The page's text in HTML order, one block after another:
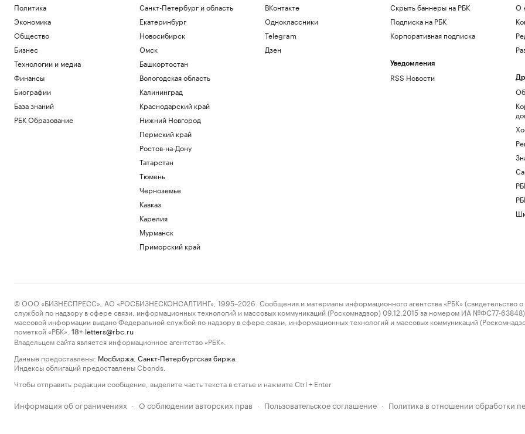
пораньше, чтобы «вести войну». Видео
Политика
Портфель состоятельного инвестора в
2026 году: ставка на ликвидность
Подписка на РБК
Политика
Экономика
Общество
Бизнес
Технологии и медиа
Финансы
Биографии
База знаний
РБК Образование
Санкт-Петербург и область
Екатеринбург
Новосибирск
Омск
Башкортостан
Вологодская область
Калининград
Краснодарский край
Нижний Новгород
Пермский край
Ростов-на-Дону
Татарстан
Тюмень
Черноземье
Кавказ
Карелия
Мурманск
Приморский край
ВКонтакте
Одноклассники
Telegram
Дзен
Скрыть баннеры на РБК
Подписка на РБК
Корпоративная подписка
Уведомления
RSS Новости
О
© ООО «БИЗНЕСПРЕСС», АО «РОСБИЗНЕСКОНСАЛТИНГ», 1995–2026. Сообщения и материалы информационного агентства «РБК» (свидетельство о
службой по надзору в сфере связи, информационных технологий и массовых коммуникаций (Роскомнадзор) 09.12.2015 за номером ИА №ФС77-63848)
массовой информации выдано Федеральной службой по надзору в сфере связи, информационных технологий и массовых коммуникаций
пометкой «РБК».
18+ letters@rbc.ru
Владельцем сайта является информационное агентство «РБК».
Данные предоставлены: Мосбиржа Санкт-Петербургская биржа
Индексы облигаций предоставлены Cbonds.
Чтобы отправить редакции сообщение, выделите часть текста в статье и нажмите Ctrl + Enter
Информация об ограничениях · О соблюдении авторских прав · Пользовательское соглашение · Политика в отношении обработки